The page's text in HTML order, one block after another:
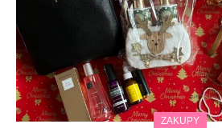
ZAKUPY